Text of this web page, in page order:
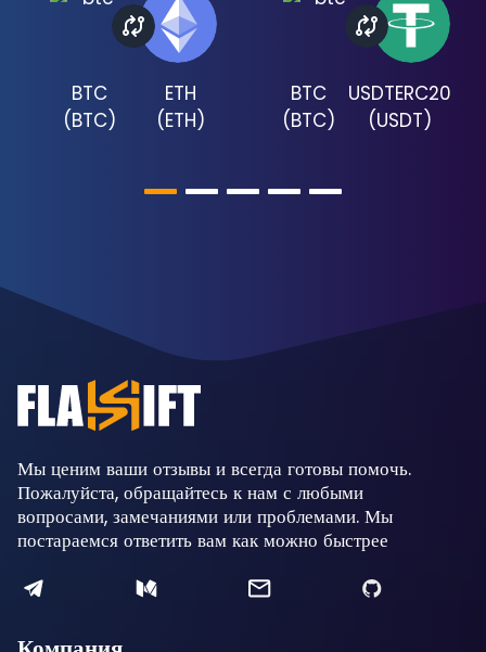
BTC
(BTC)
ETH
(ETH)
BTC
(BTC)
USDTERC20
(USDT)
Мы ценим ваши отзывы и всегда готовы помочь.
Пожалуйста, обращайтесь к нам с любыми
вопросами, замечаниями или проблемами. Мы
постараемся ответить вам как можно быстрее